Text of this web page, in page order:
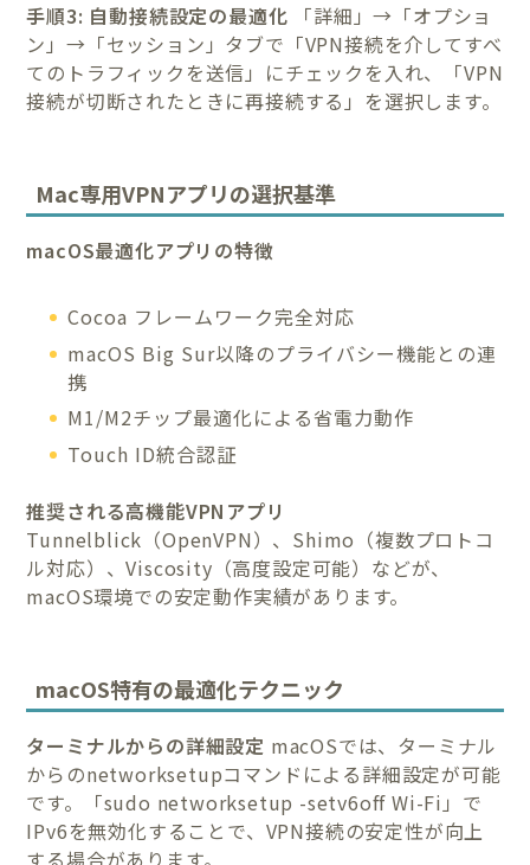
手順3: 自動接続設定の最適化 「詳細」→「オプショ
ン」→「セッション」タブで「VPN接続を介してすべ
てのトラフィックを送信」にチェックを入れ、「VPN
接続が切断されたときに再接続する」を選択します。
Mac専用VPNアプリの選択基準
macOS最適化アプリの特徴
Cocoa フレームワーク完全対応
macOS Big Sur以降のプライバシー機能との連
携
M1/M2チップ最適化による省電力動作
Touch ID統合認証
推奨される高機能VPNアプリ
Tunnelblick（OpenVPN）、Shimo（複数プロトコ
ル対応）、Viscosity（高度設定可能）などが、
macOS環境での安定動作実績があります。
macOS特有の最適化テクニック
ターミナルからの詳細設定 macOSでは、ターミナル
からのnetworksetupコマンドによる詳細設定が可能
です。「sudo networksetup -setv6off Wi-Fi」で
IPv6を無効化することで、VPN接続の安定性が向上
する場合があります。